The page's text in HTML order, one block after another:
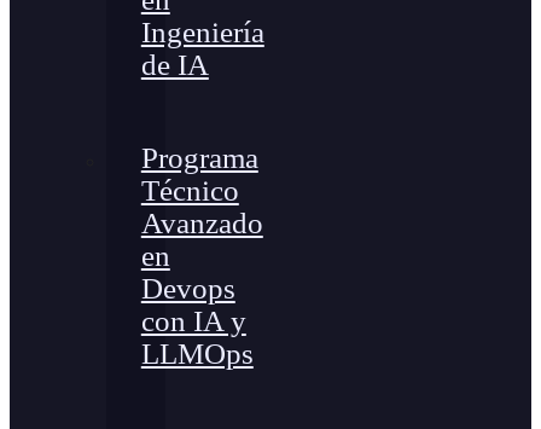
Ingeniería
de IA
Programa
Técnico
Avanzado
en
Devops
con IA y
LLMOps